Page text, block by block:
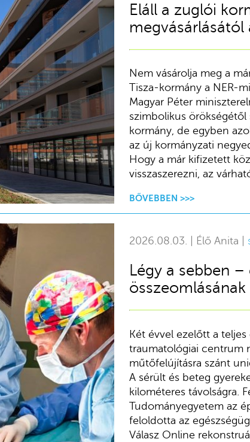
Eláll a zuglói
Nem vásárolja meg a
Tisza-kormány a NER-
Magyar Péter
szimbolikus örökségétől
kormány, de egyben
az új kormányzati
Hogy a már kifizetett
visszaszerezni, az
BŐVEBBEN >>>
2026.08.03. | Élő Anita |
Légy a sebben
Két évvel ezelőtt a
traumatológiai centrum
műtőfelújításra szánt
A sérült és beteg
kilométeres távolságra.
Tudományegyetem az
feloldotta az
Válasz Online